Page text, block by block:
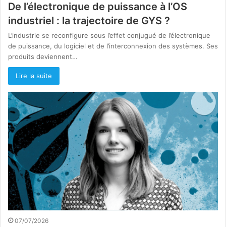
De l’électronique de puissance à l’OS
industriel : la trajectoire de GYS ?
L’industrie se reconfigure sous l’effet conjugué de l’électronique
de puissance, du logiciel et de l’interconnexion des systèmes. Ses
produits deviennent…
Lire la suite
07/07/2026